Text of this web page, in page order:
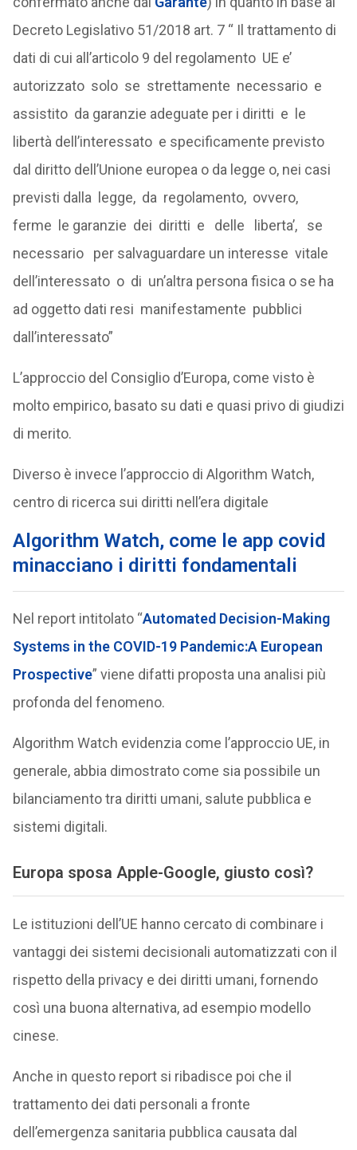
Decreto Legislativo 51/2018 art. 7 “ Il trattamento di
dati di cui all’articolo 9 del regolamento UE e’
autorizzato solo se strettamente necessario e
assistito da garanzie adeguate per i diritti e le
libertà dell’interessato e specificamente previsto
dal diritto dell’Unione europea o da legge o, nei casi
previsti dalla legge, da regolamento, ovvero,
ferme le garanzie dei diritti e delle liberta’, se
necessario per salvaguardare un interesse vitale
dell’interessato o di un’altra persona fisica o se ha
ad oggetto dati resi manifestamente pubblici
dall’interessato”
L’approccio del Consiglio d’Europa, come visto è
molto empirico, basato su dati e quasi privo di giudizi
di merito.
Diverso è invece l’approccio di Algorithm Watch,
centro di ricerca sui diritti nell’era digitale
Algorithm Watch, come le app covid
minacciano i diritti fondamentali
Nel report intitolato “Automated Decision-Making
Systems in the COVID-19 Pandemic:A European
Prospective” viene difatti proposta una analisi più
profonda del fenomeno.
Algorithm Watch evidenzia come l’approccio UE, in
generale, abbia dimostrato come sia possibile un
bilanciamento tra diritti umani, salute pubblica e
sistemi digitali.
Europa sposa Apple-Google, giusto così?
Le istituzioni dell’UE hanno cercato di combinare i
vantaggi dei sistemi decisionali automatizzati con il
rispetto della privacy e dei diritti umani, fornendo
così una buona alternativa, ad esempio modello
cinese.
Anche in questo report si ribadisce poi che il
trattamento dei dati personali a fronte
dell’emergenza sanitaria pubblica causata dal